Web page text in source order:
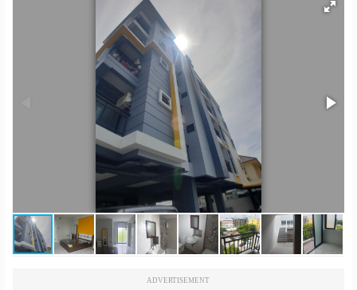
ค้นจากสถานศึกษา
ค้นแบบละเอียด
ห้อง
ADVERTISEMENT